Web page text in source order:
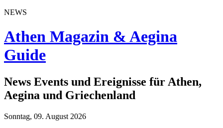
NEWS
Athen Magazin & Aegina
Guide
News Events und Ereignisse für Athen,
Aegina und Griechenland
Sonntag, 09. August 2026